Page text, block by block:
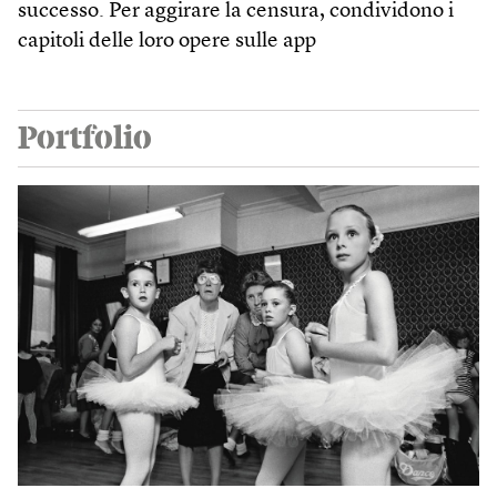
successo. Per aggirare la censura, condividono i
capitoli delle loro opere sulle app
Portfolio